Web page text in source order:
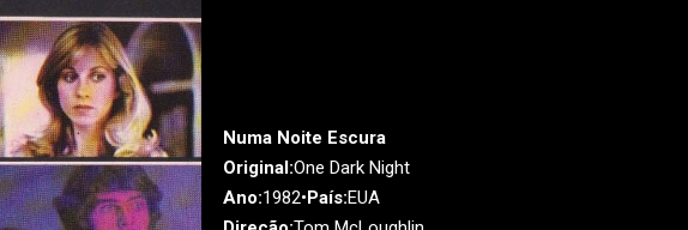
Numa Noite Escura
Original:One Dark Night
Ano:1982•País:EUA